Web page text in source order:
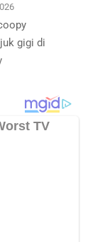
gigi di